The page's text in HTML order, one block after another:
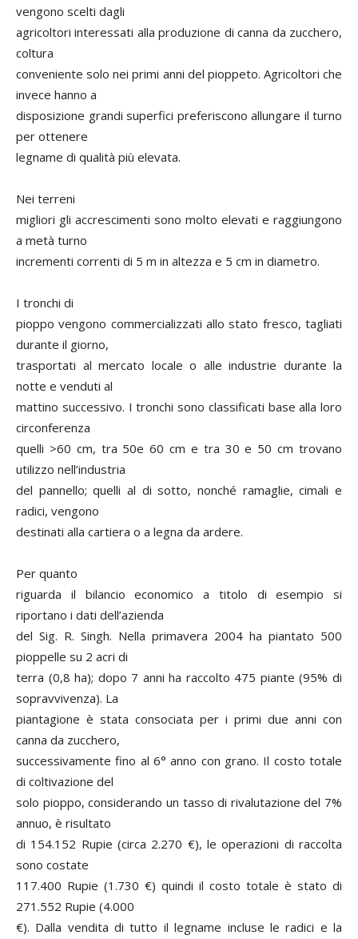
vengono scelti dagli
agricoltori interessati alla produzione di canna da zucchero,
coltura
conveniente solo nei primi anni del pioppeto. Agricoltori che
invece hanno a
disposizione grandi superfici preferiscono allungare il turno
per ottenere
legname di qualità più elevata.
Nei terreni
migliori gli accrescimenti sono molto elevati e raggiungono
a metà turno
incrementi correnti di 5 m in altezza e 5 cm in diametro.
I tronchi di
pioppo vengono commercializzati allo stato fresco, tagliati
durante il giorno,
trasportati al mercato locale o alle industrie durante la
notte e venduti al
mattino successivo. I tronchi sono classificati base alla loro
circonferenza
quelli >60 cm, tra 50e 60 cm e tra 30 e 50 cm trovano
utilizzo nell’industria
del pannello; quelli al di sotto, nonché ramaglie, cimali e
radici, vengono
destinati alla cartiera o a legna da ardere.
Per quanto
riguarda il bilancio economico a titolo di esempio si
riportano i dati dell’azienda
del Sig. R. Singh. Nella primavera 2004 ha piantato 500
pioppelle su 2 acri di
terra (0,8 ha); dopo 7 anni ha raccolto 475 piante (95% di
sopravvivenza). La
piantagione è stata consociata per i primi due anni con
canna da zucchero,
successivamente fino al 6° anno con grano. Il costo totale
di coltivazione del
solo pioppo, considerando un tasso di rivalutazione del 7%
annuo, è risultato
di 154.152 Rupie (circa 2.270 €), le operazioni di raccolta
sono costate
117.400 Rupie (1.730 €) quindi il costo totale è stato di
271.552 Rupie (4.000
€). Dalla vendita di tutto il legname incluse le radici e la